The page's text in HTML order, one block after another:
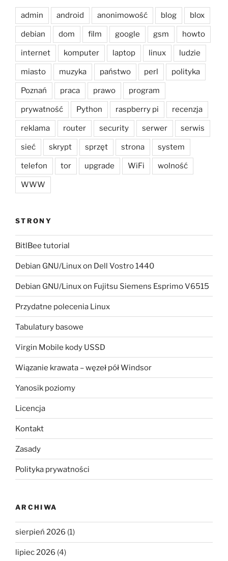
admin android anonimowość blog blox
debian dom film google gsm howto
internet komputer laptop linux ludzie
miasto muzyka państwo perl polityka
Poznań praca prawo program
prywatność Python raspberry pi recenzja
reklama router security serwer serwis
sieć skrypt sprzęt strona system
telefon tor upgrade WiFi wolność
WWW
STRONY
BitlBee tutorial
Debian GNU/Linux on Dell Vostro 1440
Debian GNU/Linux on Fujitsu Siemens Esprimo V6515
Przydatne polecenia Linux
Tabulatury basowe
Virgin Mobile kody USSD
Wiązanie krawata – węzeł pół Windsor
Yanosik poziomy
Licencja
Kontakt
Zasady
Polityka prywatności
ARCHIWA
sierpień 2026 (1)
lipiec 2026 (4)